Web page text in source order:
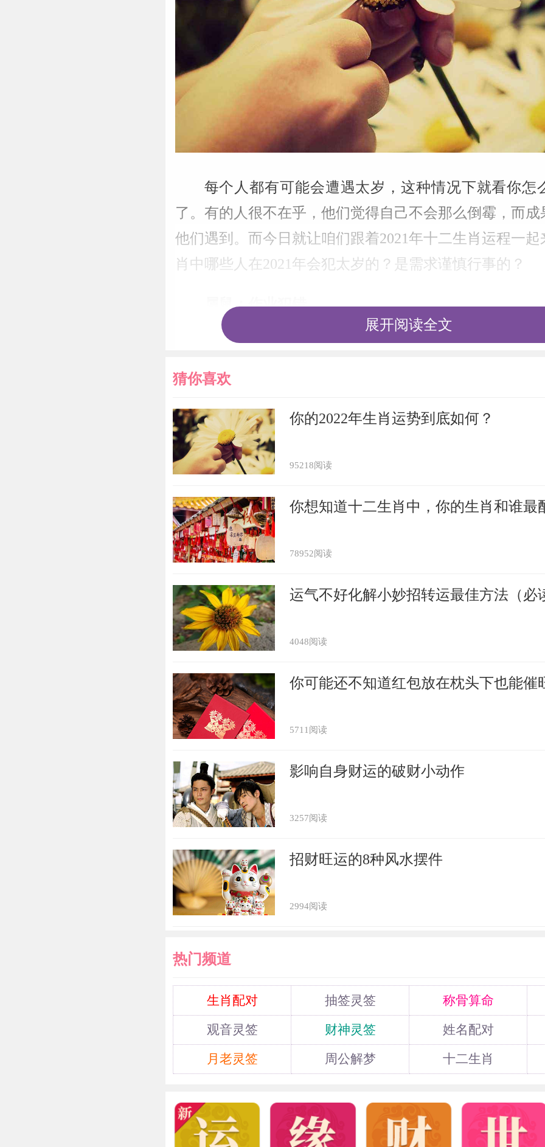
每个人都有可能会遭遇太岁，这种情况下就看你怎
了。有的人很不在乎，他们觉得自己不会那么倒霉，而
他们遇到。而今日就让咱们跟着2021年十二生肖运程一
肖中哪些人在2021年会犯太岁的？是需求谨慎行事的？
属鼠：作业犯错
属鼠人在2021年会注意力不集中，他们很简单会犯
了还不要紧，还能够有机会抢救。可是在作业上犯错了
了，要每一件事都认真的再审核一遍才是。
属兔：注意身体
属兔人在2021年会感觉身体有许多的不适，而他们
不太敢去看医生。这是由于属兔人心里还是比较担心会
他们一直在躲避。属兔人想要避免太岁的话，那么往常
属龙：做事多多考虑
欢任何磨蹭的人。可是他们在2021年也很简单会犯太岁
都没有考虑清楚呢，就贸然去行事。这样会带来许多的
停的去补救，所以属龙人一定要多考虑才干举动。
属狗：不要借钱给他人
属狗人在借钱这件事上总是很信任自己的朋友，他
们会由于钱要不回来而头疼。所以属狗人想要避免这样
或是不借钱给他人，由于这是很风险的一件事的。
2022年五大生肖犯太岁
2021年太岁姓什么，太岁星君详解
展开阅读全文
猜你喜欢
你的2022年生肖运势到底如何？
95218阅读
你想知道十二生肖中，你的生肖和谁最
78952阅读
运气不好化解小妙招转运最佳方法（必
4048阅读
你可能还不知道红包放在枕头下也能催
5711阅读
影响自身财运的破财小动作
3257阅读
招财旺运的8种风水摆件
2994阅读
热门频道
生肖配对 抽签灵签
称骨算命
观音灵签
财神灵签
姓名配对
月老灵签
周公解梦 十二生肖